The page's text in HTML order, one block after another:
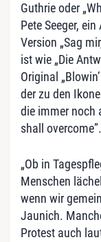
Guthrie oder
Pete Seeger,
Version „Sag
ist wie „Die
Original
der zu den
die immer noch
shall overcome”.
„Ob in
Menschen
wenn wir
Jaunich.
Protest auch